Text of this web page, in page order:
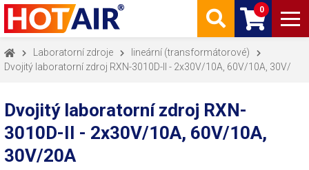
0
Laboratorní zdroje
lineární (transformátorové)
Dvojitý laboratorní zdroj RXN-3010D-II - 2x30V/10A, 60V/10A, 30V/
Dvojitý laboratorní zdroj RXN-
3010D-II - 2x30V/10A, 60V/10A,
30V/20A